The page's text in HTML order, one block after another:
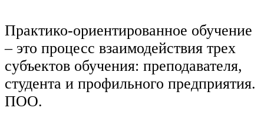
Практико-ориентированное обучение
– это процесс взаимодействия трех
субъектов обучения: преподавателя,
студента и профильного предприятия.
ПОО.